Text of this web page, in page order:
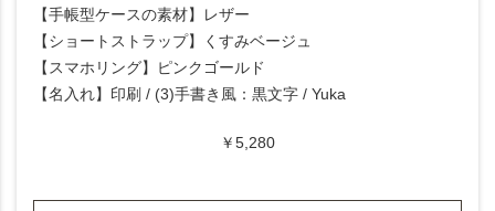
【手帳型ケースの素材】レザー
【ショートストラップ】くすみベージュ
【スマホリング】ピンクゴールド
【名入れ】印刷 / (3)手書き風：黒文字 / Yuka
￥5,280